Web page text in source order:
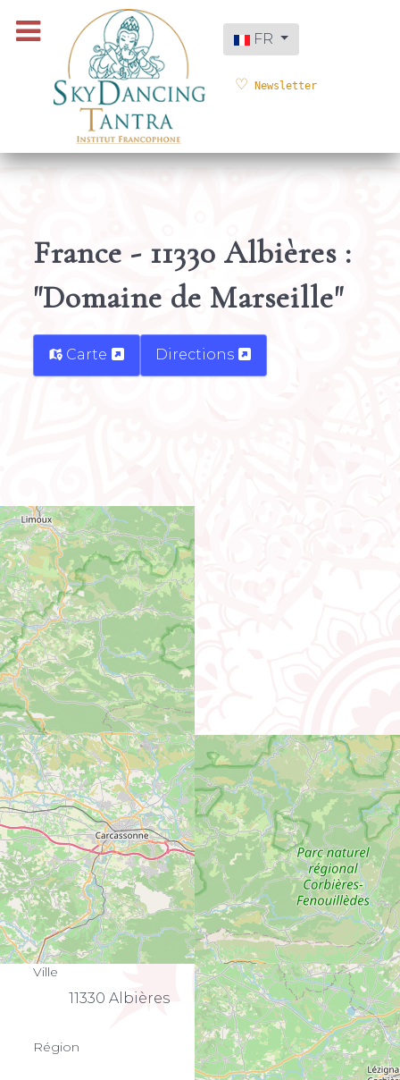
Sélectionnez votre langue
FR
Newsletter
France - 11330 Albières :
"Domaine de Marseille"
Carte Directions
Détails du lieu
Rue
Ville
11330 Albières
Région